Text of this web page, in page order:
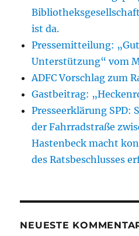
ist da.
Pressemitteilung:
Unterstützung“ vom
ADFC Vorschlag zum
Gastbeitrag:
Presseerklärung SPD:
der Fahrradstraße
Hastenbeck macht
des Ratsbeschlusses
NEUESTE